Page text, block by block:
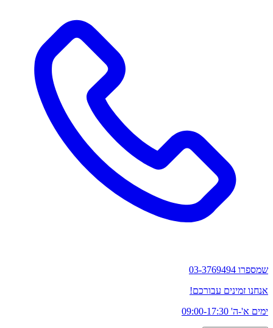
שמספרו 03-3769494
אנחנו זמינים עבורכם!
ימים א'-ה' 09:00-17:30